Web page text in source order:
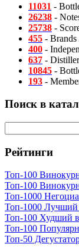
11031 -
26238 -
25738 -
455 - Brands
400 -
637 -
10845 -
193 -
Поиск в
Рейтинги
Топ-100
Топ-100
Топ-1000
Топ-1000 Лучший
Топ-100 Худший
Топ-100
Топ-50